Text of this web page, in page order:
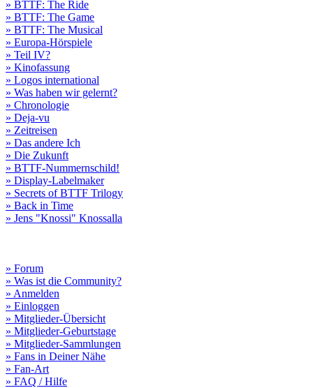
» BTTF: The Ride
» BTTF: The Game
» BTTF: The Musical
» Europa-Hörspiele
» Teil IV?
» Kinofassung
» Logos international
» Was haben wir gelernt?
» Chronologie
» Deja-vu
» Zeitreisen
» Das andere Ich
» Die Zukunft
» BTTF-Nummernschild!
» Display-Labelmaker
» Secrets of BTTF Trilogy
» Back in Time
» Jens "Knossi" Knossalla
» Forum
» Was ist die Community?
» Anmelden
» Einloggen
» Mitglieder-Übersicht
» Mitglieder-Geburtstage
» Mitglieder-Sammlungen
» Fans in Deiner Nähe
» Fan-Art
» FAQ / Hilfe